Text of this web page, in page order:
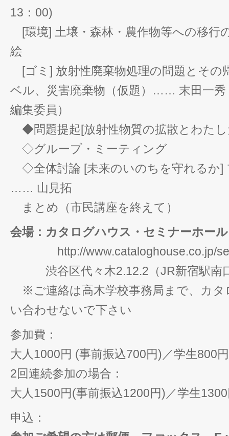
13：00)
[環境] 土壌・森林・農作物等への移
絵
[ゴミ] 放射性廃棄物処理の問題とその
ベル、災害廃棄物（仮題）…… 末田一
編集委員）
◆問題提起[放射性物質の拡散とわた
◇グループ・ミーティング
◇全体討論 [未来のいのちを守れるか]
…… 山見拓
まとめ（市民講座を終えて）
会場：カタログハウス・セミナーホール
http://www.cataloghouse.co.jp/
渋谷区代々木2.12.2（JR新宿駅南
※ご連絡は高木学校事務局まで、カタ
い合わせないで下さい
参加費：
大人1000円 (事前振込700円)／学生800
2回連続参加の場合：
大人1500円(事前振込1200円)／学生
申込：